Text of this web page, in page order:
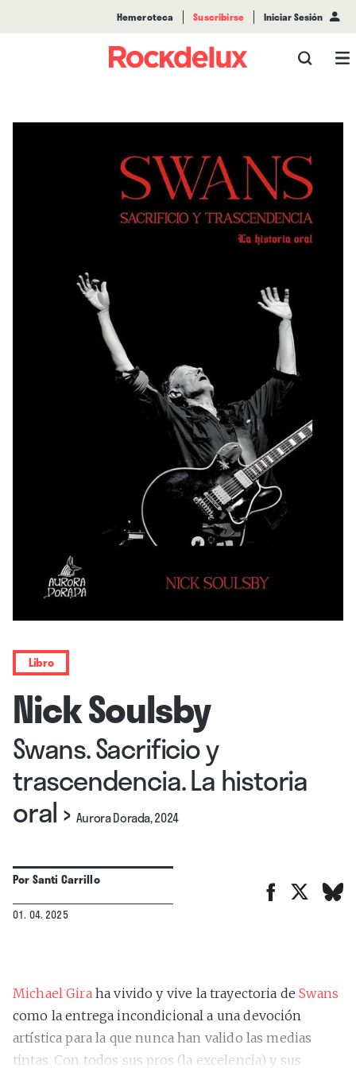
Hemeroteca Suscribirse Iniciar Sesión
Libro
Nick Soulsby
Swans. Sacrificio y
trascendencia. La historia
oral› Aurora Dorada, 2024
PorSanti Carrillo
01. 04. 2025
Michael Giraha vivido y vive la trayectoria deSwans
como la entrega incondicional a una devoción
artística para la que nunca han valido las medias
tintas. Con todos sus pros (la excelencia) y sus